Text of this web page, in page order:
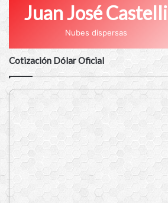
Juan José Castelli
Nubes dispersas
Cotización Dólar Oficial